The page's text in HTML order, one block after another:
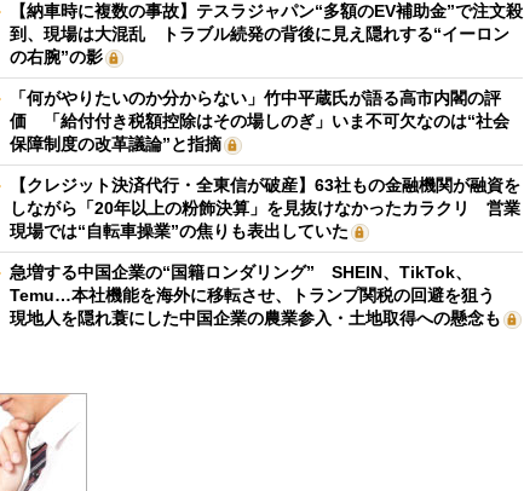
【納車時に複数の事故】テスラジャパン“多額のEV補助金”で注文殺
到、現場は大混乱 トラブル続発の背後に見え隠れする“イーロン
の右腕”の影
「何がやりたいのか分からない」竹中平蔵氏が語る高市内閣の評
価 「給付付き税額控除はその場しのぎ」いま不可欠なのは“社会
保障制度の改革議論”と指摘
【クレジット決済代行・全東信が破産】63社もの金融機関が融資を
しながら「20年以上の粉飾決算」を見抜けなかったカラクリ 営業
現場では“自転車操業”の焦りも表出していた
急増する中国企業の“国籍ロンダリング” SHEIN、TikTok、
Temu…本社機能を海外に移転させ、トランプ関税の回避を狙う
現地人を隠れ蓑にした中国企業の農業参入・土地取得への懸念も